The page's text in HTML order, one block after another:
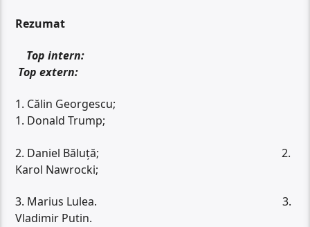
Rezumat
Top intern:
Top extern:
1. Călin Georgescu;
1. Donald Trump;
2. Daniel Băluță; 2.
Karol Nawrocki;
3. Marius Lulea. 3.
Vladimir Putin.